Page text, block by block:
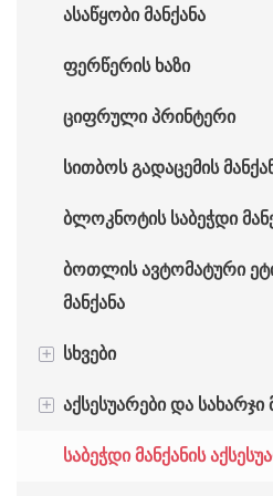
ბეჭდვის მანქანა
მანქანა
ასაწყობი მანქანა
ფერწერის ხაზი
ციფრული პრინტერი
სითბოს გადაცემის
ბლოკნოტის საბეჭდი
ბოთლის ავტომატური
მანქანა
+ სხვები
ჭიქის დამზადების
შესაფუთი მანქანა
+ აქსესუარები და
საბეჭდი მანქანის
საბეჭდი მანქანის